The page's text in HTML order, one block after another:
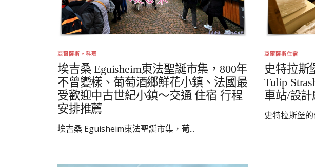
亞爾薩斯。科瑪
埃吉桑 Eguisheim東法聖誕市集，800年
不曾變樣、葡萄酒鄉鮮花小鎮、法國最
受歡迎中古世紀小鎮～交通 住宿 行程
安排推薦
埃吉桑 Eguisheim東法聖誕市集，葡...
亞爾薩斯住宿
史特拉斯
Tulip
車站/設
史特拉斯堡